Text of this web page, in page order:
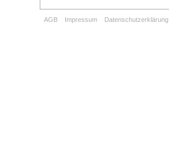
AGB Impressum Datenschutzerklärung